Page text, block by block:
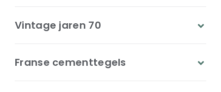
Vintage jaren 70
Franse cementtegels